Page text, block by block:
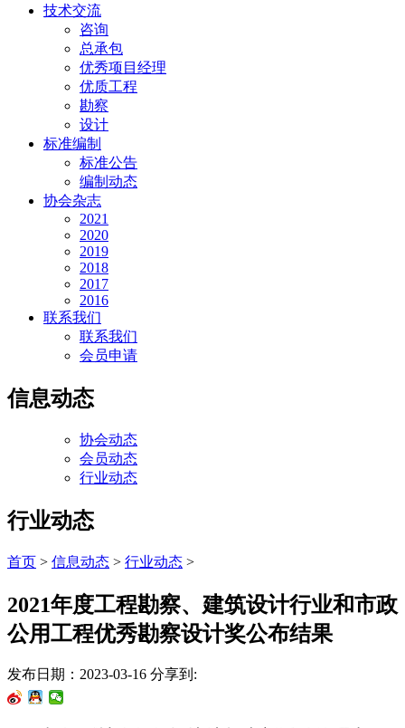
技术交流
咨询
总承包
优秀项目经理
优质工程
勘察
设计
标准编制
标准公告
编制动态
协会杂志
2021
2020
2019
2018
2017
2016
联系我们
联系我们
会员申请
信息动态
协会动态
会员动态
行业动态
行业动态
首页 > 信息动态 > 行业动态 >
2021年度工程勘察、建筑设计行业和市政
公用工程优秀勘察设计奖公布结果
发布日期：2023-03-16 分享到: